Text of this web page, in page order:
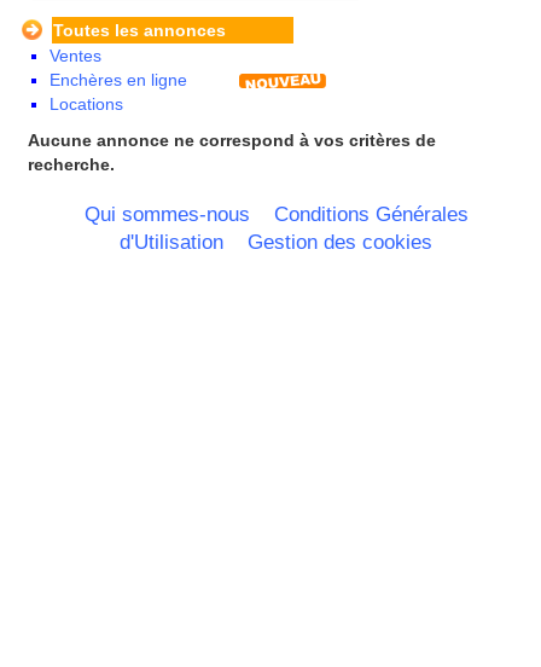
Pays Bas
Pays de la Loire
Picardie
Poitou Charentes
Principauté de Monaco
Provence Alpes Cote d'Azur -
Italie
Toutes les annonces
Ventes
Enchères en ligne
Locations
Aucune annonce ne correspond à vos critères de
recherche.
Qui sommes-nous
Conditions Générales
d'Utilisation
Gestion des cookies